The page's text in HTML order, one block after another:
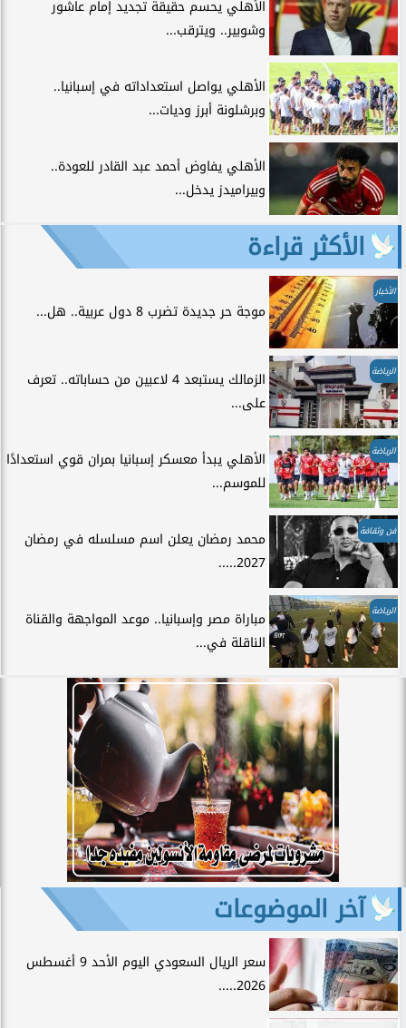
الأهلي يحسم حقيقة تجديد إمام عاشور
وشوبير.. ويترقب...
الأهلي يواصل استعداداته في إسبانيا..
وبرشلونة أبرز وديات...
الأهلي يفاوض أحمد عبد القادر للعودة..
وبيراميدز يدخل...
الأكثر قراءة
الأخبار
موجة حر جديدة تضرب 8 دول عربية.. هل...
الرياضة
الزمالك يستبعد 4 لاعبين من حساباته.. تعرف
على...
الرياضة
الأهلي يبدأ معسكر إسبانيا بمران قوي استعدادًا
للموسم...
فن وثقافة
محمد رمضان يعلن اسم مسلسله في رمضان
2027.....
الرياضة
مباراة مصر وإسبانيا.. موعد المواجهة والقناة
الناقلة في...
آخر الموضوعات
سعر الريال السعودي اليوم الأحد 9 أغسطس
2026.....